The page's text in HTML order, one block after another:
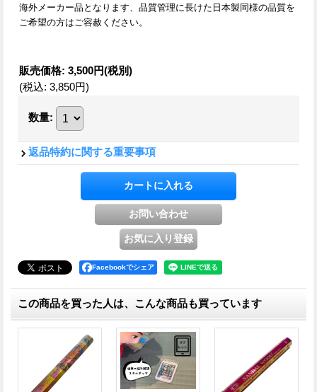
海外メーカー品となります、品質管理に長けた日本製同様の品質を
ご希望の方はご容赦ください。
販売価格: 3,500円(税別)
(税込: 3,850円)
数量:
返品特約に関する重要事項
Facebookでシェア
この商品を買った人は、こんな商品も買っています